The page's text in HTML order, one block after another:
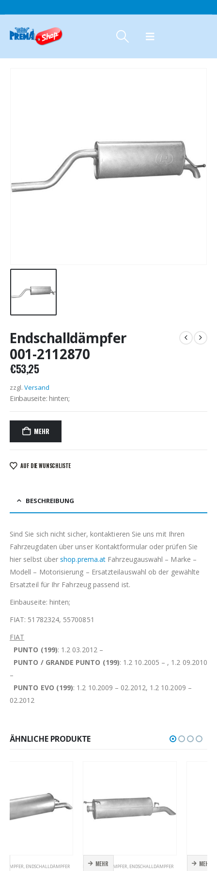
Endschalldämpfer
001-2112870
€53,25
zzgl. Versand
Einbauseite: hinten;
MEHR
AUF DIE WUNSCHLISTE
BESCHREIBUNG
Sind Sie sich nicht sicher, kontaktieren Sie uns mit Ihren
Fahrzeugdaten über unser Kontaktformular oder prüfen Sie
hier selbst übershop.prema.at Fahrzeugauswahl – Marke –
Modell – Motorisierung – Ersatzteilauswahl ob der gewählte
Ersatzteil für Ihr Fahrzeug passend ist.
Einbauseite: hinten;
FIAT: 51782324, 55700851
FIAT
PUNTO (199): 1.2 03.2012 –
PUNTO / GRANDE PUNTO (199): 1.2 10.2005 – , 1.2 09.2010
–
PUNTO EVO (199): 1.2 10.2009 – 02.2012, 1.2 10.2009 –
02.2012
ÄHNLICHE PRODUKTE
MEHR
ENDSCHALLDÄMPFER,ENDSCHALLDÄMPFER MEHR
ENDSCHALLDÄMPFER,ENDSCHALLDÄMPFER